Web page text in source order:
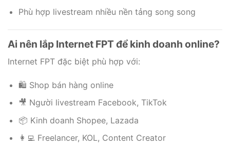
Phù hợp livestream nhiều nền tảng song song
Ai nên lắp Internet FPT để kinh doanh online?
Internet FPT đặc biệt phù hợp với:
🛍️ Shop bán hàng online
🎥 Người livestream Facebook, TikTok
📦 Kinh doanh Shopee, Lazada
👩‍💻 Freelancer, KOL, Content Creator